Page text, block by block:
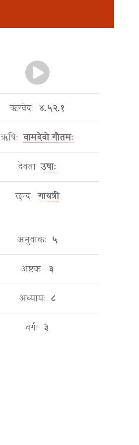
ऋग्वेदः ४.५२.१
ऋषिः वामदेवो गौतमः
देवता उषाः
छन्दः गायत्री
अनुवाकः ५
अष्टकः ३
अध्यायः ८
वर्गः ३